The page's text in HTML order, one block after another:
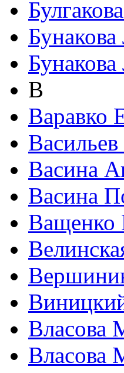
В
Варавко
Васина
Васина
Ващенко
Власова
Власова